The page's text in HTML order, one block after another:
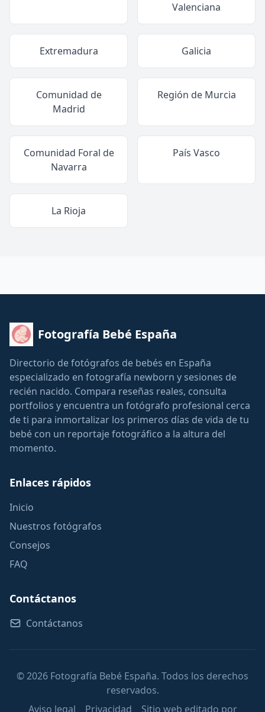
Valenciana
Extremadura Galicia
Comunidad de
Madrid
Región de Murcia
Comunidad Foral de
Navarra
País Vasco
La Rioja
Fotografía Bebé España
Directorio de fotógrafos de bebés en España
especializado en fotografía newborn y sesiones de
recién nacido. Compara reseñas reales, consulta
portfolios y encuentra un fotógrafo profesional cerca
de ti para inmortalizar los primeros días de vida de tu
bebé con un reportaje fotográfico a la altura del
momento.
Enlaces rápidos
Inicio
Nuestros fotógrafos
Consejos
FAQ
Contáctanos
Contáctanos
© 2026 Fotografía Bebé España. Todos los derechos
reservados.
Aviso legal
Privacidad Sitio web editado por